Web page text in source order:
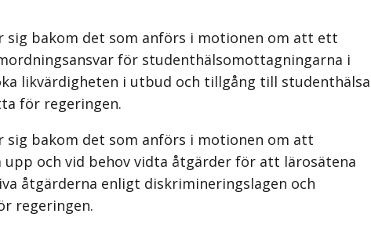
sig bakom det som anförs i motionen om att ett
för studenthälsomottagningarna i
likvärdigheten i utbud och tillgång till studenthälsa
för regeringen.
sig bakom det som anförs i motionen om att
och vid behov vidta åtgärder för att lärosätena
åtgärderna enligt diskrimineringslagen och
regeringen.